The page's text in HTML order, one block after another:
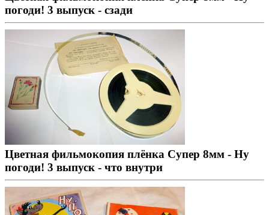
погоди! 3 выпуск - сзади
Цветная фильмокопия плёнка Супер 8мм - Ну
погоди! 3 выпуск - что внутри